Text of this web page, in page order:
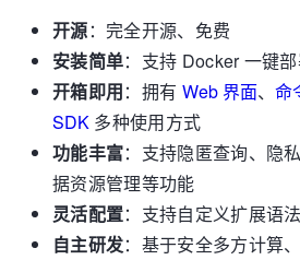
开源：完全开源、免费
安装简单：支持 Docker 一键
开箱即用：拥有 Web 界面、 命
SDK 多种使用方式
功能丰富：支持隐匿查询、隐
据资源管理等功能
灵活配置：支持自定义扩展语
自主研发：基于安全多方计算